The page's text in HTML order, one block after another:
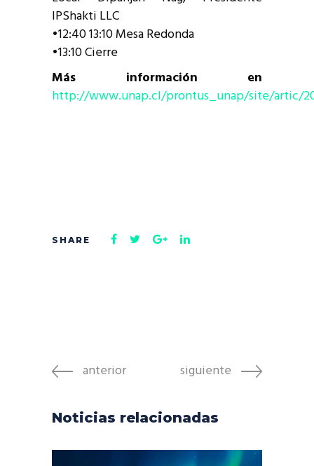
IPShakti LLC
•12:40 13:10 Mesa Redonda
•13:10 Cierre
Más información en
http://www.unap.cl/prontus_unap/site/artic/
anterior siguiente
Noticias relacionadas